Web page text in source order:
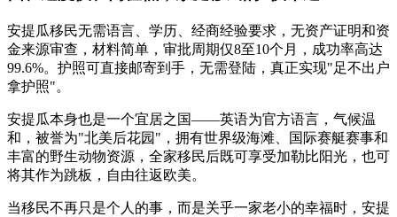
安提瓜移民无需语言、学历、经商经验要求，无资产证明和资
金来源审查，材料简单，审批周期仅8至10个月，成功率高达
99.6%。护照可直接邮寄到手，无需登陆，真正实现"足不出户
拿护照"。
安提瓜本身也是一个宜居之国——英语为官方语言，气候温
和，被誉为"北美后花园"，拥有世界级海滩、国际赛艇赛事和
丰富的野生动物资源，全家移民后既可享受加勒比阳光，也可
将其作为跳板，自由往返欧美。
当移民不再只是个人的事，而是关乎一家老小的幸福时，安提